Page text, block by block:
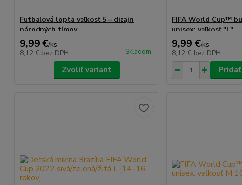
Futbalová lopta veľkosť 5 – dizajn
národných tímov
9,99 €/ks
8,12 € bez DPH Skladom
Zvoliť variant
FIFA World Cup™
unisex: veľkosť "L"
9,99 €/ks
8,12 € bez DPH